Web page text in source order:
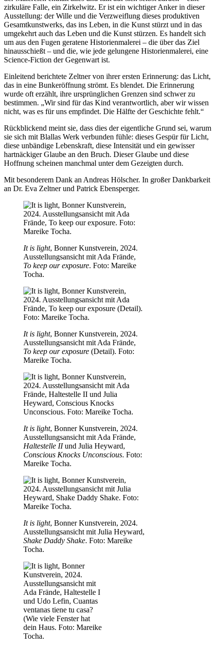
zirkuläre Falle, ein Zirkelwitz. Er ist ein wichtiger Anker in dieser
Ausstellung: der Wille und die Verzweiflung dieses produktiven
Gesamtkunstwerks, das ins Leben, in die Kunst stürzt und in das
umgekehrt auch das Leben und die Kunst stürzen. Es handelt sich
um aus den Fugen geratene Historienmalerei – die über das Ziel
hinausschießt – und die, wie jede gelungene Historienmalerei, eine
Science-Fiction der Gegenwart ist.
Einleitend berichtete Zeltner von ihrer ersten Erinnerung: das Licht,
das in eine Bunkeröffnung strömt. Es blendet. Die Erinnerung
wurde oft erzählt, ihre ursprünglichen Grenzen sind schwer zu
bestimmen. „Wir sind für das Kind verantwortlich, aber wir wissen
nicht, was es für uns empfindet. Die Hälfte der Geschichte fehlt.“
Rückblickend meint sie, dass dies der eigentliche Grund sei, warum
sie sich mit Blallas Werk verbunden fühle: dieses Gespür für Licht,
diese unbändige Lebenskraft, diese Intensität und ein gewisser
hartnäckiger Glaube an den Bruch. Dieser Glaube und diese
Hoffnung scheinen manchmal unter dem Gezeigten durch.
Mit besonderem Dank an Andreas Hölscher. In großer Dankbarkeit
an Dr. Eva Zeltner und Patrick Ebensperger.
It is light, Bonner Kunstverein, 2024.
Ausstellungsansicht mit Ada Frände,
To keep our exposure. Foto: Mareike
Tocha.
It is light, Bonner Kunstverein, 2024.
Ausstellungsansicht mit Ada Frände,
To keep our exposure (Detail). Foto:
Mareike Tocha.
It is light, Bonner Kunstverein, 2024.
Ausstellungsansicht mit Ada Frände,
Haltestelle IIund Julia Heyward,
Conscious Knocks Unconscious. Foto:
Mareike Tocha.
It is light, Bonner Kunstverein, 2024.
Ausstellungsansicht mit Julia Heyward,
Shake Daddy Shake. Foto: Mareike
Tocha.